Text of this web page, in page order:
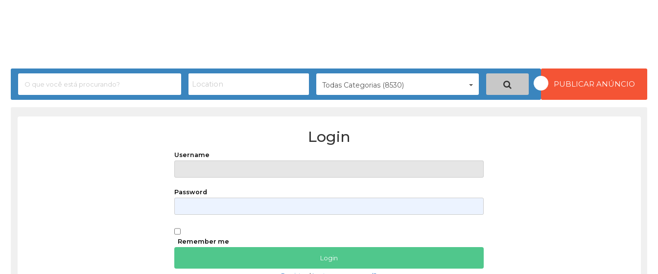
Todas Categorias (8530) PUBLICAR ANÚNCIO
Login
Username
Password
Remember me